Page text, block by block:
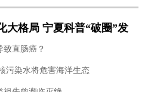
大格局 宁夏科普“破圈”发
致直肠癌？
污染水将危害海洋生态